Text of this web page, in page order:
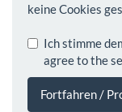
keine Cookies
Ich stimme
agree to the
Fortfahren /